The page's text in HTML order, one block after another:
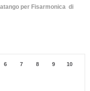
per Fisarmonica di
6 7 8 9 10